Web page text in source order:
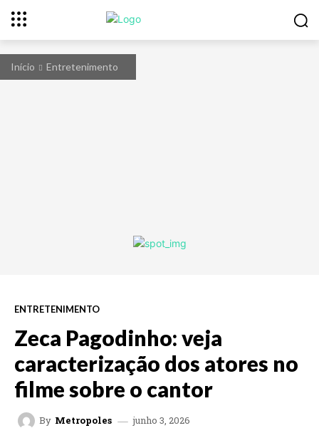
Início Entretenimento
ENTRETENIMENTO
Zeca Pagodinho: veja
caracterização dos atores no
filme sobre o cantor
By Metropoles junho 3, 2026